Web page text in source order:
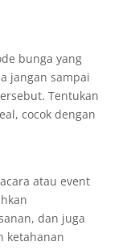
bunga yang
jangan sampai
Tentukan
cocok dengan
atau event
dan juga
ketahanan